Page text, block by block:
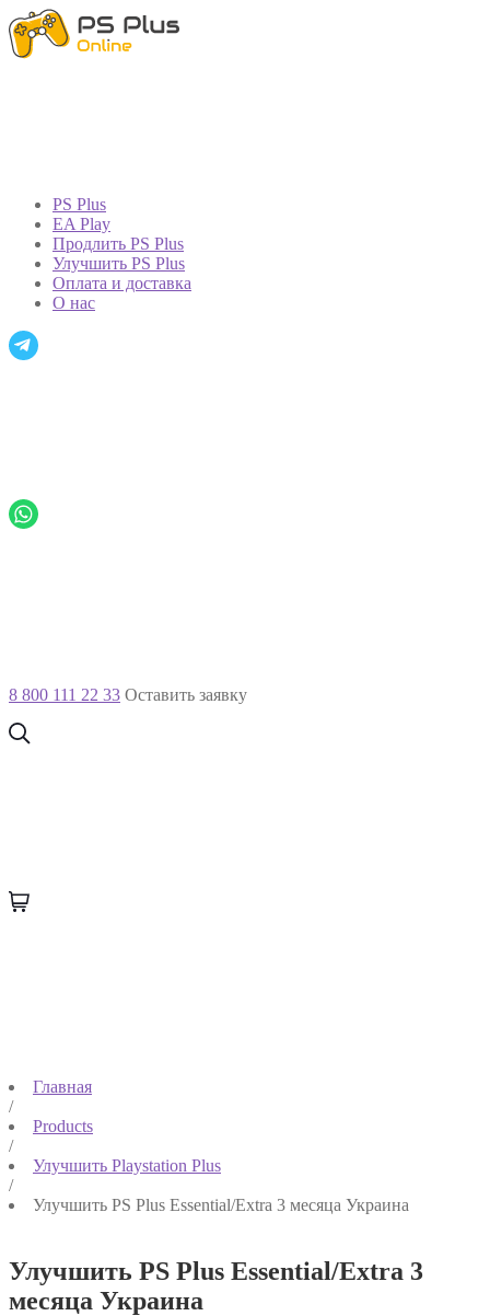
PS Plus
EA Play
Продлить PS Plus
Улучшить PS Plus
Оплата и доставка
О нас
8 800 111 22 33 Оставить заявку
Главная
/
Products
/
Улучшить Playstation Plus
/
Улучшить PS Plus Essential/Extra 3 месяца Украина
Улучшить PS Plus Essential/Extra 3
месяца Украина